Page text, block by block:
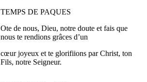
TEMPS DE PAQUES
Ote de nous, Dieu, notre doute et fais que
nous te rendions grâces d’un
cœur joyeux et te glorifiions par Christ, ton
Fils, notre Seigneur.